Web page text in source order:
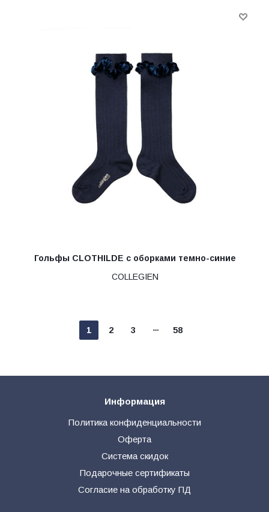
Гольфы CLOTHILDE с оборками темно-синие
COLLEGIEN
1 2 3 58
Информация
Политика конфиденциальности
Оферта
Система скидок
Подарочные сертификаты
Согласие на обработку ПД